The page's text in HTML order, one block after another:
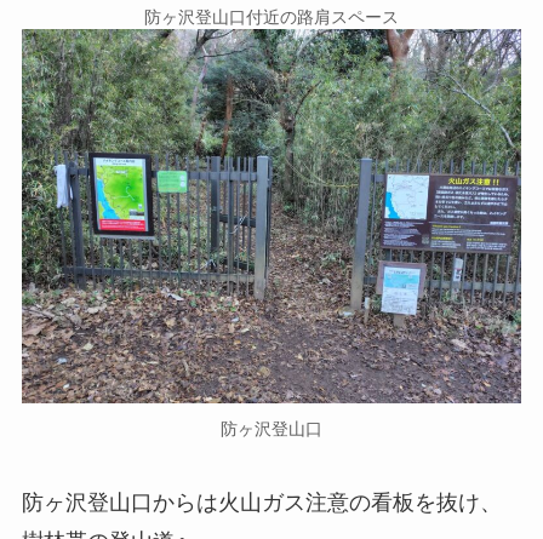
防ヶ沢登山口付近の路肩スペース
防ヶ沢登山口
防ヶ沢登山口からは火山ガス注意の看板を抜け、